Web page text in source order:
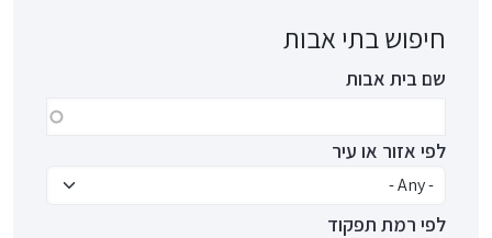
חיפוש בתי אבות
שם בית אבות
לפי אזור או עיר
לפי רמת תפקוד